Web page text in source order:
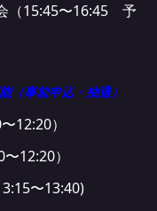
（15:45〜16:45 予
（事前申込・抽選）
12:20）
12:20）
〜13:40)